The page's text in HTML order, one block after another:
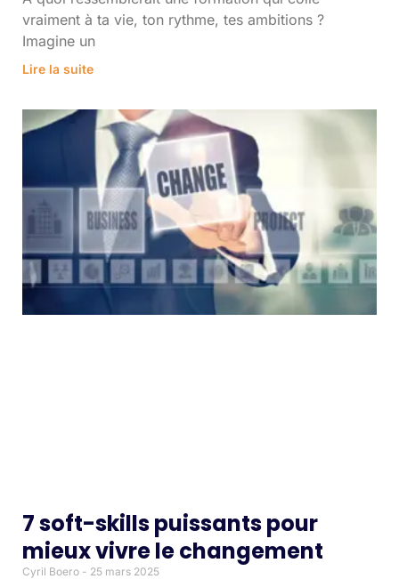
vraiment à ta vie, ton rythme, tes ambitions ?
Imagine un
Lire la suite
7 soft-skills puissants pour
mieux vivre le changement
Cyril Boero 25 mars 2025